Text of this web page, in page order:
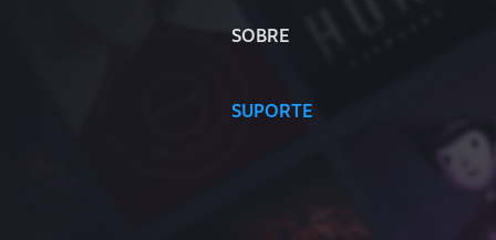
SOBRE
SUPORTE